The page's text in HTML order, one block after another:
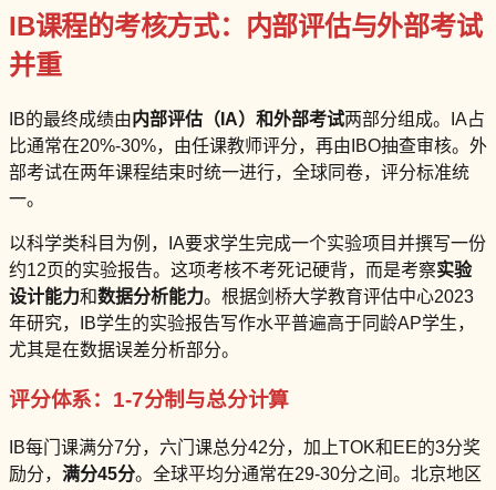
IB课程的考核方式：内部评估与外部考试
并重
IB的最终成绩由内部评估（IA） 和外部考试两部分组成。IA占
比通常在20%-30%，由任课教师评分，再由IBO抽查审核。外
部考试在两年课程结束时统一进行，全球同卷，评分标准统
一。
以科学类科目为例，IA要求学生完成一个实验项目并撰写一份
约12页的实验报告。这项考核不考死记硬背，而是考察实验
设计能力和数据分析能力。根据剑桥大学教育评估中心2023
年研究，IB学生的实验报告写作水平普遍高于同龄AP学生，
尤其是在数据误差分析部分。
评分体系：1-7分制与总分计算
IB每门课满分7分，六门课总分42分，加上TOK和EE的3分奖
励分， 满分45分。全球平均分通常在29-30分之间。北京地区